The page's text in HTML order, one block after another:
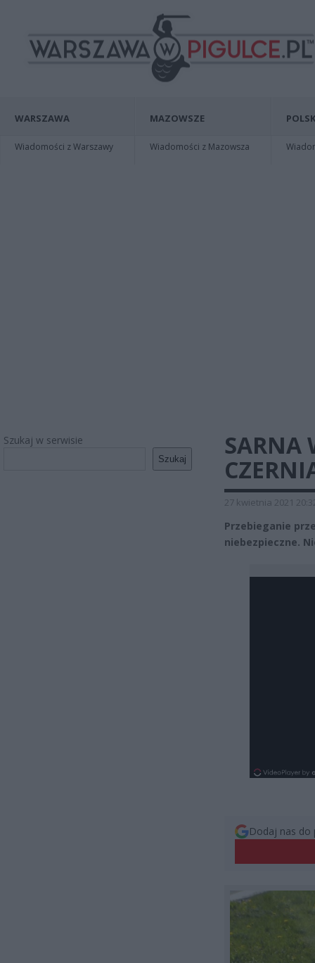
WARSZAWA
Wiadomości z Warszawy
MAZOWSZE
Wiadomości z Mazowsza
Szukaj w serwisie
Szukaj
SARNA
27 kwietnia 2021
Przebieganie
niebezpieczne.
Dodaj nas do